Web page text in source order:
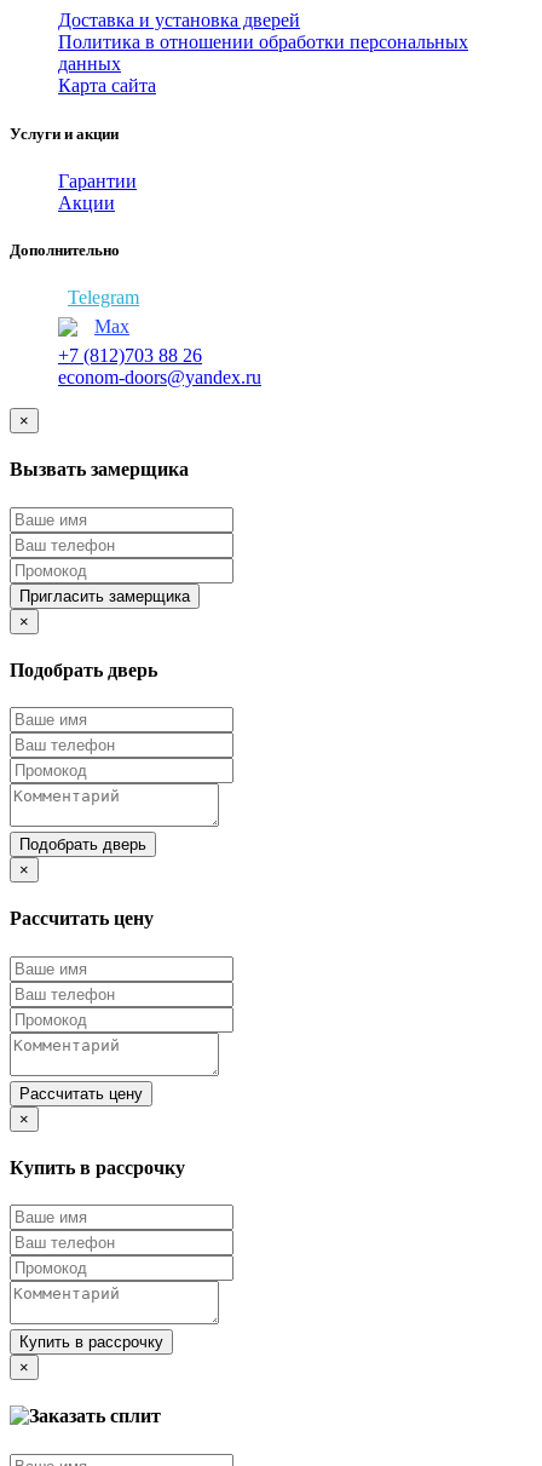
Доставка и установка дверей
Политика в отношении обработки персональных
данных
Карта сайта
Услуги и акции
Гарантии
Акции
Дополнительно
Telegram
Max
+7 (812)703 88 26
econom-doors@yandex.ru
×
Вызвать замерщика
Пригласить замерщика
×
Подобрать дверь
Подобрать дверь
×
Рассчитать цену
Рассчитать цену
×
Купить в рассрочку
Купить в рассрочку
×